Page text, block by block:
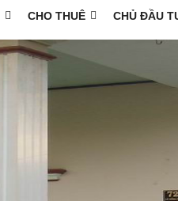
CHO THUÊ CHỦ ĐẦU